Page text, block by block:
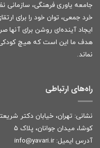
جامعه یاوری فرهنگی، سازمانی
خرد جمعی، توان خود را برای
ایجاد آینده‌ای روشن برای آنها
هدف ما این است که هیچ کودکی
نماند.
راه‌های ارتباطی
کوشا، میدان جوانان، پلاک ۵
آدرس ایمیل: info@yavari.ir